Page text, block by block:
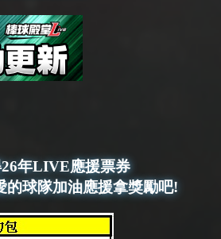
年LIVE應援票券
球隊加油應援拿獎勵吧!